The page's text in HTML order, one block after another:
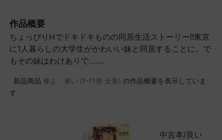
作品概要
ちょっぴりHでドキドキものの同居生活ストーリー!!東京
に1人暮らしの大学生がかわいい妹と同居することに。で
もその妹はわけありで……。
新品商品 春よ、来い (1-11巻 全巻) の作品概要を表示していま
す
中古本/良い